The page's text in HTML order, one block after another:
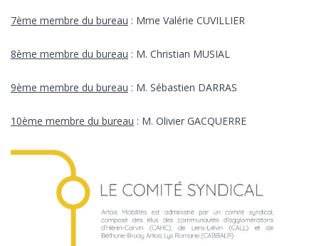
7ème membre du bureau : Mme Valérie CUVILLIER
8ème membre du bureau : M. Christian MUSIAL
9ème membre du bureau : M. Sébastien DARRAS
10ème membre du bureau : M. Olivier GACQUERRE